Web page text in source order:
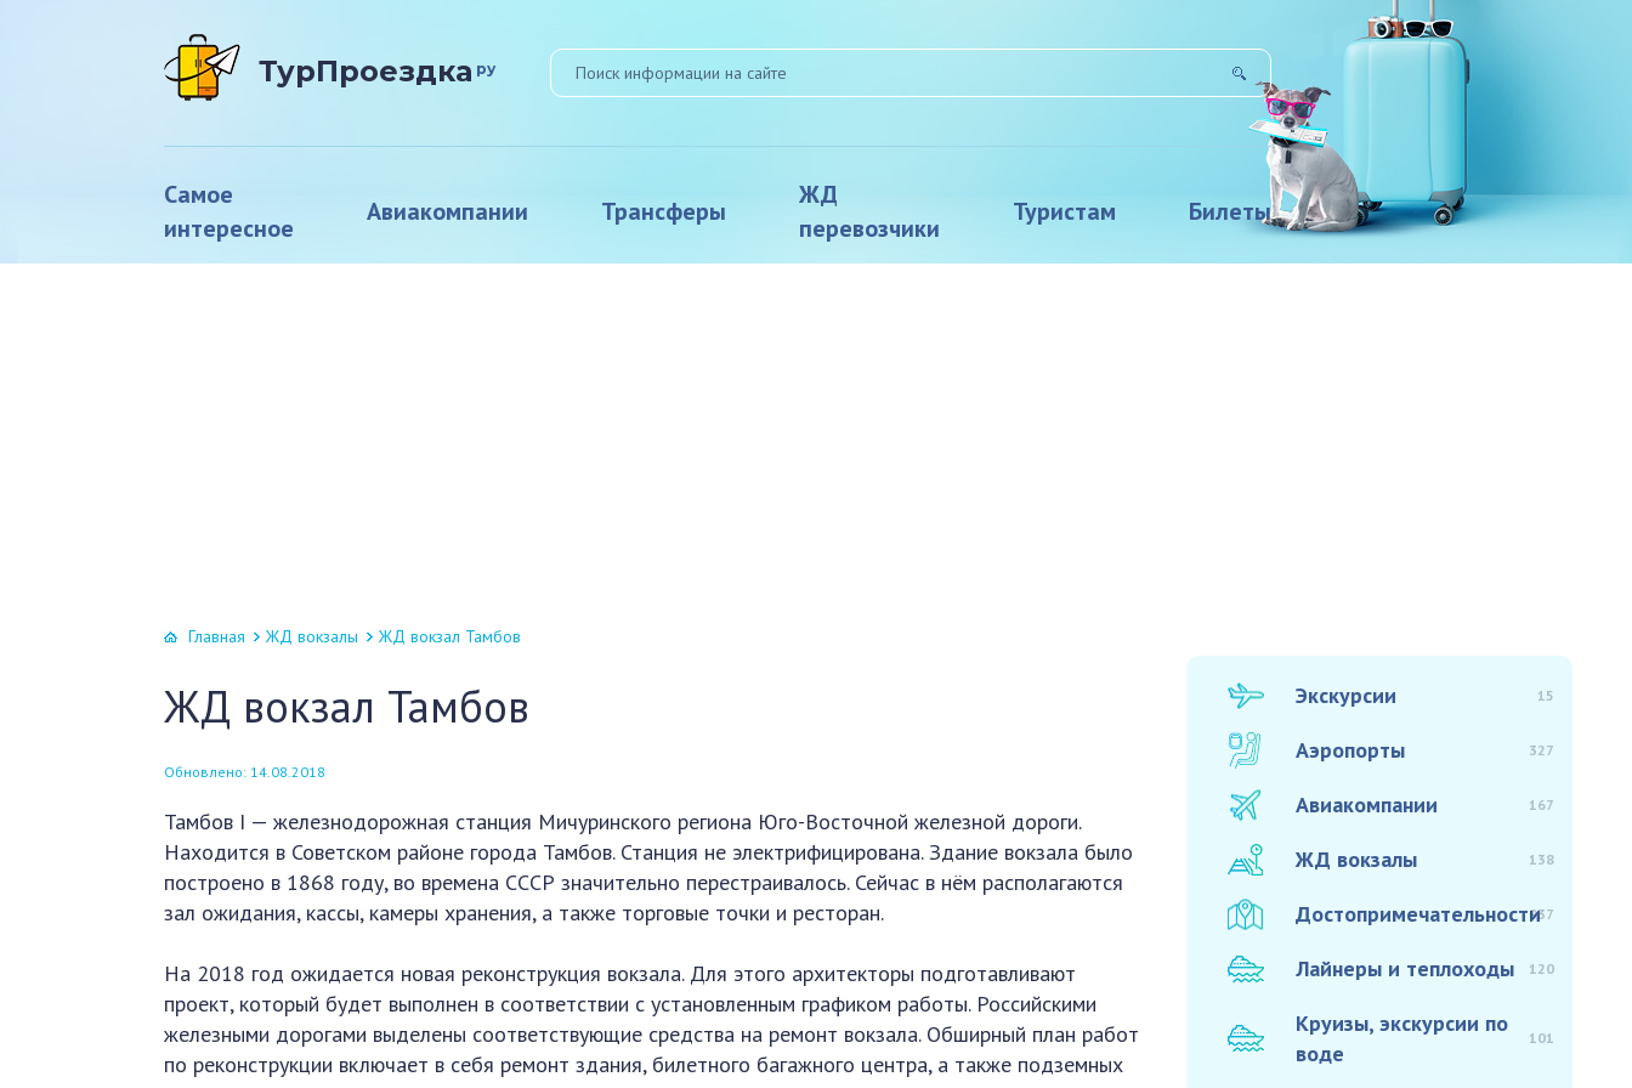
ТурПроездка ру
Самое
интересное
Авиакомпании Трансферы
ЖД
перевозчики
Туристам Билеты
Главная ЖД вокзалы ЖД вокзал Тамбов
ЖД вокзал Тамбов
Обновлено: 14.08.2018
Тамбов I — железнодорожная станция Мичуринского региона Юго-Восточной железной дороги.
Находится в Советском районе города Тамбов. Станция не электрифицирована. Здание вокзала было
построено в 1868 году, во времена СССР значительно перестраивалось. Сейчас в нём располагаются
зал ожидания, кассы, камеры хранения, а также торговые точки и ресторан.
На 2018 год ожидается новая реконструкция вокзала. Для этого архитекторы подготавливают
проект, который будет выполнен в соответствии с установленным графиком работы. Российскими
железными дорогами выделены соответствующие средства на ремонт вокзала. Обширный план работ
по реконструкции включает в себя ремонт здания, билетного багажного центра, а также подземных
Экскурсии 15
Аэропорты 327
Авиакомпании 167
ЖД вокзалы 138
Достопримечательности937
Лайнеры и теплоходы 120
Круизы, экскурсии по
воде
101